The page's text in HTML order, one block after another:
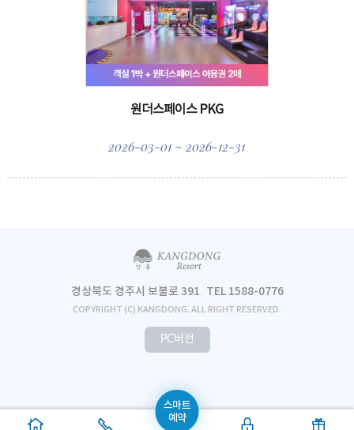
원더스페이스 PKG
2026-03-01 ~ 2026-12-31
경상북도 경주시 보불로 391 TEL 1588-0776
COPYRIGHT (C) KANGDONG. ALL RIGHT RESERVED.
PC버전
스마트
예약